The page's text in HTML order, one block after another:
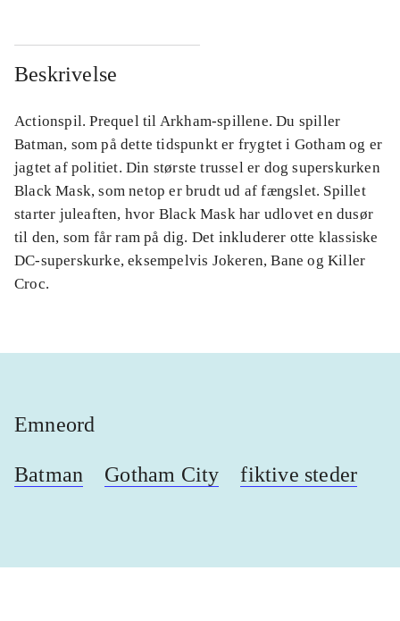
Beskrivelse
Actionspil. Prequel til Arkham-spillene. Du spiller
Batman, som på dette tidspunkt er frygtet i Gotham og er
jagtet af politiet. Din største trussel er dog superskurken
Black Mask, som netop er brudt ud af fængslet. Spillet
starter juleaften, hvor Black Mask har udlovet en dusør
til den, som får ram på dig. Det inkluderer otte klassiske
DC-superskurke, eksempelvis Jokeren, Bane og Killer
Croc.
Emneord
Batman Gotham City fiktive steder